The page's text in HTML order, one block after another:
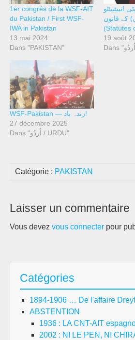
1er congrés de la WSF-AIT
du Pakistan / First WSF-
IWA in Pakistan
13 mai 2024
Dans "PAKISTAN"
انیشیئٹو
کے قانون
(Statutes
19 août
WSF-Pakistan — زندہ باد!
27 décembre 2025
Dans "اُردُو / URDU"
Catégorie : PAKISTAN
Laisser un commentaire
Vous devez vous connecter pour
Catégories
1894-1906 … De l'affaire
ABSTENTION
1936 : LA CNT-AIT
2002 : NI LE PEN, NI